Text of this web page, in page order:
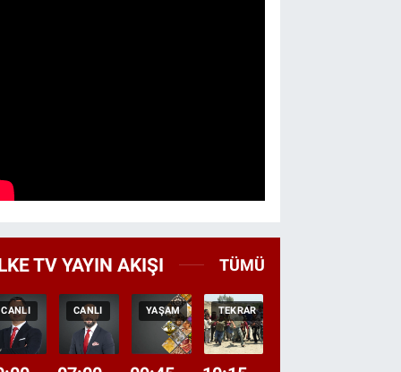
TV YAYIN AKIŞI TÜMÜ
CANLI CANLI YAŞAM TEKRAR